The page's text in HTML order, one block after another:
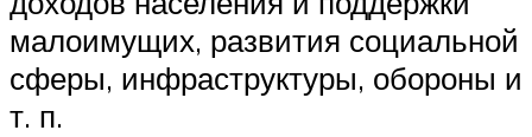
малоимущих, развития социальной
сферы, инфраструктуры, обороны и
т. п.